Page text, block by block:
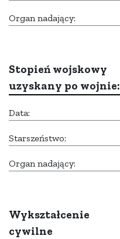
Organ nadający:
Stopień wojskowy
uzyskany po wojnie:
Data:
Starszeństwo:
Organ nadający:
Wykształcenie
cywilne